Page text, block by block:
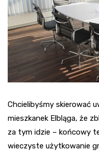
Chcielibyśmy skierować
mieszkanek Elbląga, że
za tym idzie – końcowy
wieczyste użytkowanie